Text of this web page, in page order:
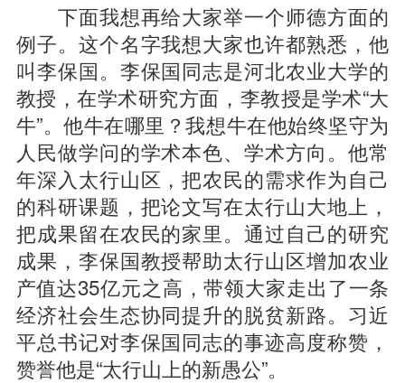
下面我想再给大家举一个师德方面的
例子。这个名字我想大家也许都熟悉，他
叫李保国。李保国同志是河北农业大学的
教授，在学术研究方面，李教授是学术“大
牛”。他牛在哪里？我想牛在他始终坚守为
人民做学问的学术本色、学术方向。他常
年深入太行山区，把农民的需求作为自己
的科研课题，把论文写在太行山大地上，
把成果留在农民的家里。通过自己的研究
成果，李保国教授帮助太行山区增加农业
产值达35亿元之高，带领大家走出了一条
经济社会生态协同提升的脱贫新路。习近
平总书记对李保国同志的事迹高度称赞，
赞誉他是“太行山上的新愚公”。